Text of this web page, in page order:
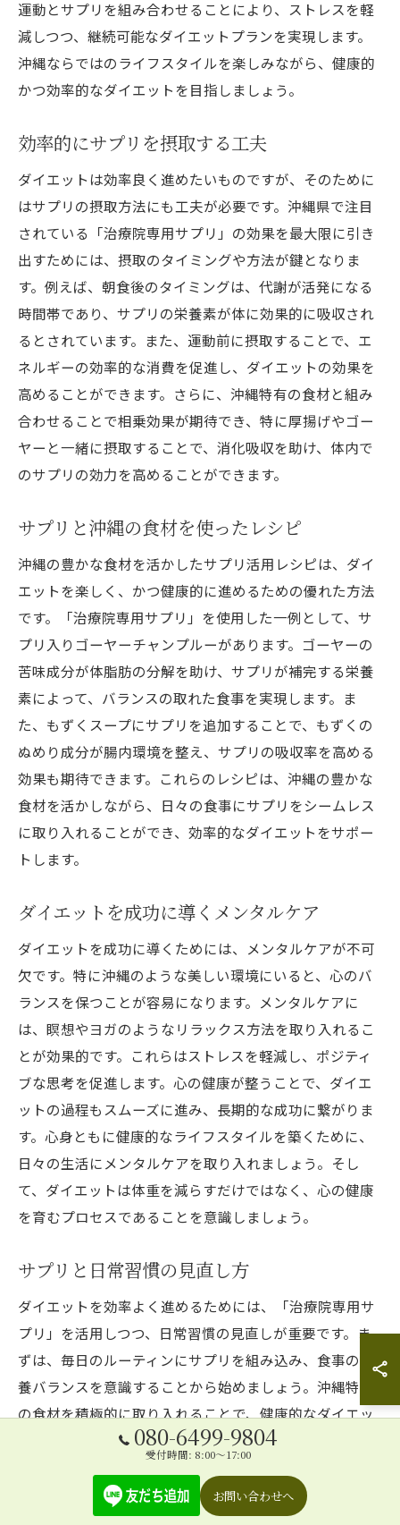
運動とサプリを組み合わせることにより、ストレスを軽
減しつつ、継続可能なダイエットプランを実現します。
沖縄ならではのライフスタイルを楽しみながら、健康的
かつ効率的なダイエットを目指しましょう。
効率的にサプリを摂取する工夫
ダイエットは効率良く進めたいものですが、そのために
はサプリの摂取方法にも工夫が必要です。沖縄県で注目
されている「治療院専用サプリ」の効果を最大限に引き
出すためには、摂取のタイミングや方法が鍵となりま
す。例えば、朝食後のタイミングは、代謝が活発になる
時間帯であり、サプリの栄養素が体に効果的に吸収され
るとされています。また、運動前に摂取することで、エ
ネルギーの効率的な消費を促進し、ダイエットの効果を
高めることができます。さらに、沖縄特有の食材と組み
合わせることで相乗効果が期待でき、特に厚揚げやゴー
ヤーと一緒に摂取することで、消化吸収を助け、体内で
のサプリの効力を高めることができます。
サプリと沖縄の食材を使ったレシピ
沖縄の豊かな食材を活かしたサプリ活用レシピは、ダイ
エットを楽しく、かつ健康的に進めるための優れた方法
です。「治療院専用サプリ」を使用した一例として、サ
プリ入りゴーヤーチャンプルーがあります。ゴーヤーの
苦味成分が体脂肪の分解を助け、サプリが補完する栄養
素によって、バランスの取れた食事を実現します。ま
た、もずくスープにサプリを追加することで、もずくの
ぬめり成分が腸内環境を整え、サプリの吸収率を高める
効果も期待できます。これらのレシピは、沖縄の豊かな
食材を活かしながら、日々の食事にサプリをシームレス
に取り入れることができ、効率的なダイエットをサポー
トします。
ダイエットを成功に導くメンタルケア
ダイエットを成功に導くためには、メンタルケアが不可
欠です。特に沖縄のような美しい環境にいると、心のバ
ランスを保つことが容易になります。メンタルケアに
は、瞑想やヨガのようなリラックス方法を取り入れるこ
とが効果的です。これらはストレスを軽減し、ポジティ
ブな思考を促進します。心の健康が整うことで、ダイエ
ットの過程もスムーズに進み、長期的な成功に繋がりま
す。心身ともに健康的なライフスタイルを築くために、
日々の生活にメンタルケアを取り入れましょう。そし
て、ダイエットは体重を減らすだけではなく、心の健康
を育むプロセスであることを意識しましょう。
サプリと日常習慣の見直し方
ダイエットを効率よく進めるためには、「治療院専用サ
プリ」を活用しつつ、日常習慣の見直しが重要です。ま
ずは、毎日のルーティンにサプリを組み込み、食事の栄
養バランスを意識することから始めましょう。沖縄特有
の食材を積極的に取り入れることで、健康的なダイエッ
トが可能になります。また、適度な運動を日常に取り入
きます。これらの習慣を見直し、無理のない範囲で続け
ることが、長期的な体重管理に繋がります。本記事を通
080-6499-9804
受付時間: 8:00～17:00
お問い合わせへ